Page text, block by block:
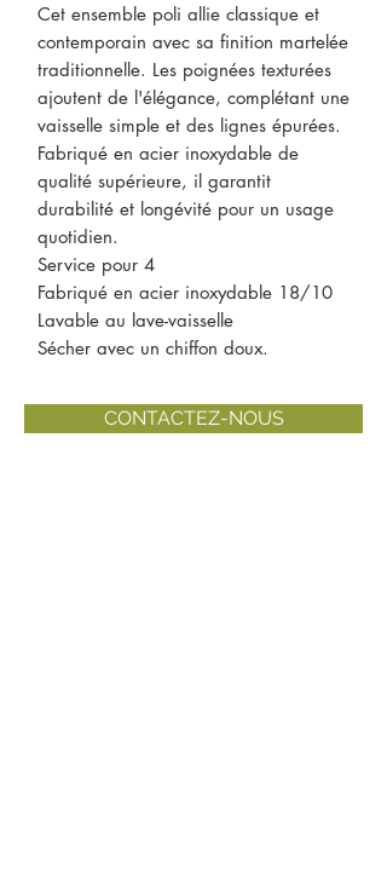
Cet ensemble poli allie classique et
contemporain avec sa finition martelée
traditionnelle. Les poignées texturées
ajoutent de l'élégance, complétant une
vaisselle simple et des lignes épurées.
Fabriqué en acier inoxydable de
qualité supérieure, il garantit
durabilité et longévité pour un usage
quotidien.
Service pour 4
Fabriqué en acier inoxydable 18/10
Lavable au lave-vaisselle
Sécher avec un chiffon doux.
CONTACTEZ-NOUS